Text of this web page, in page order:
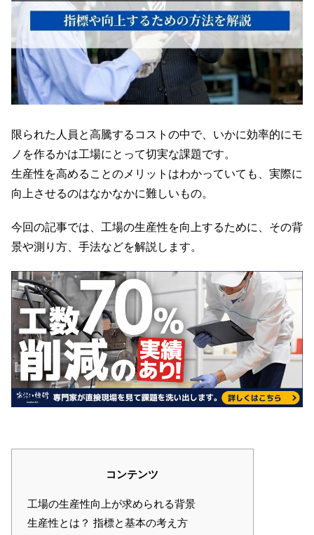
限られた人員と高騰するコストの中で、いかに効率的にモ
ノを作るかは工場にとって切実な課題です。
生産性を高めることのメリットはわかっていても、実際に
向上させるのはなかなかに難しいもの。
今回の記事では、工場の生産性を向上するために、その背
景や測り方、手法などを解説します。
コンテンツ
工場の生産性向上が求められる背景
生産性とは？ 指標と基本の考え方